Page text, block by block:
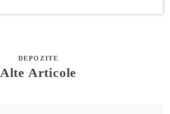
DEPOZITE
Alte Articole